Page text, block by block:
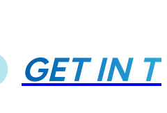
GET IN